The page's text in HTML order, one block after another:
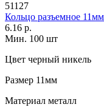
51127
Кольцо разъемное
6.16 р.
Мин. 100 шт
Цвет черный никель
Размер 11мм
Материал металл